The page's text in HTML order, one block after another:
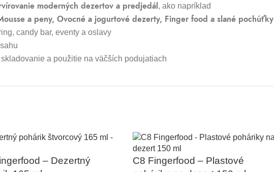
moderných dezertov a predjedál, ako napríklad
a peny, Ovocné a jogurtové dezerty, Finger food a slané pochúťky
candy bar, eventy a oslavy
a použitie na väčších podujatiach
– Dezertný
C8 Fingerfood – Plastové